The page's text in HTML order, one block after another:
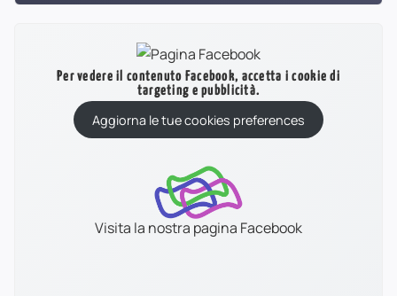
Per vedere il contenuto Facebook, accetta i cookie di
targeting e pubblicità.
Aggiorna le tue cookies preferences
Visita la nostra pagina Facebook